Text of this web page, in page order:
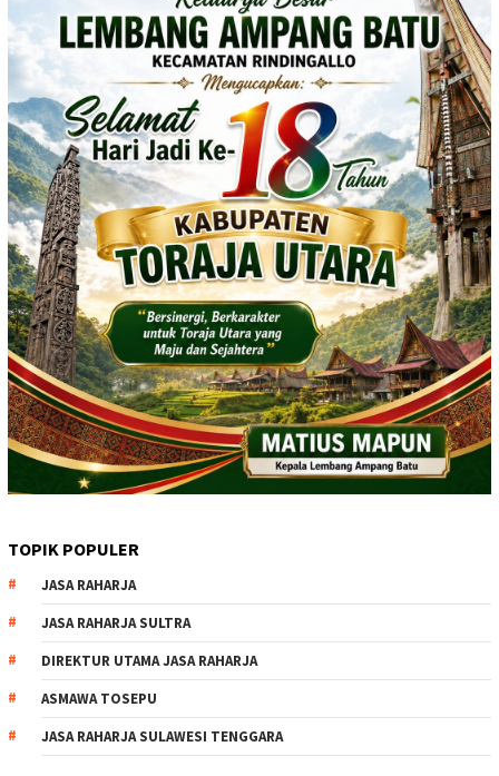
TOPIK POPULER
JASA RAHARJA
JASA RAHARJA SULTRA
DIREKTUR UTAMA JASA RAHARJA
ASMAWA TOSEPU
JASA RAHARJA SULAWESI TENGGARA